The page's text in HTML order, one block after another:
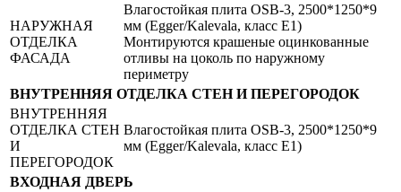
НАРУЖНАЯ
ОТДЕЛКА
ФАСАДА
Влагостойкая плита OSB-3, 2500*1250*9
мм (Egger/Kalevala, класс Е1)
Монтируются крашеные оцинкованные
отливы на цоколь по наружному
периметру
ВНУТРЕННЯЯ ОТДЕЛКА СТЕН И ПЕРЕГОРОДОК
ВНУТРЕННЯЯ
ОТДЕЛКА СТЕН
И
ПЕРЕГОРОДОК
Влагостойкая плита OSB-3, 2500*1250*9
мм (Egger/Kalevala, класс Е1)
ВХОДНАЯ ДВЕРЬ